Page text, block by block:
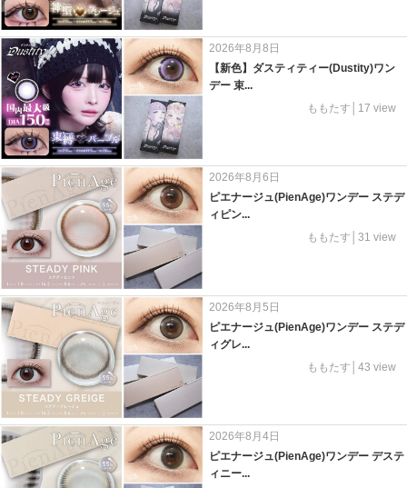
2026年8月8日
【新色】ダスティティー(Dustity)ワン
デー 束...
ももたす│17 view
2026年8月6日
ピエナージュ(PienAge)ワンデー ステデ
ィピン...
ももたす│31 view
2026年8月5日
ピエナージュ(PienAge)ワンデー ステデ
ィグレ...
ももたす│43 view
2026年8月4日
ピエナージュ(PienAge)ワンデー デステ
ィニー...